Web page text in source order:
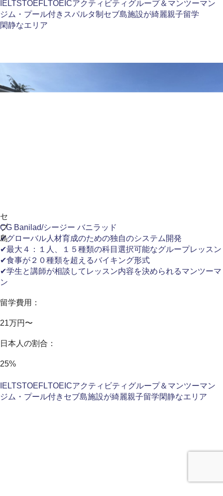
IELTSTOEFLTOEICアクティビティ グループ＆マンツーマン
ジム・プール付き スパルタ制 セブ島施設が綺麗親子留学
閑静なエリア
セ
ブ
島
CG Banilad/シージー バニラッド
✔グローバル人材育成のための独自のシステム開発
✔最大４：１人、１５種類の科目選択可能なグループレッスン
✔食事が２０種類を超えるバイキング形式
✔学生と講師が相談してレッスン内容を決められるマンツーマ
ン
留学費用：
21万円〜
日本人の割合：
25%
IELTSTOEFLTOEICアクティビティ グループ＆マンツーマン
ジム・プール付き セブ島施設が綺麗親子留学閑静なエリア